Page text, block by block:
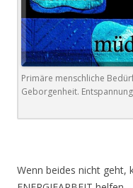
Primäre menschliche
Geborgenheit.
Wenn beides nicht geht,